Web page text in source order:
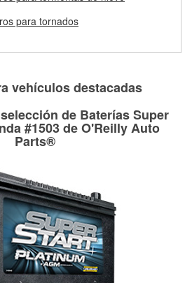
podemos ayudarte a encontrar las
para tu reparación.
y discos de freno
para tornados
vehículos destacadas
de Baterías Super
#1503 de O'Reilly Auto
Parts®